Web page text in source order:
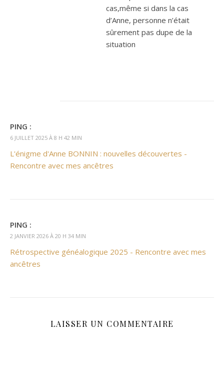
cas,même si dans la cas
d’Anne, personne n’était
sûrement pas dupe de la
situation
PING :
6 JUILLET 2025 À 8 H 42 MIN
L'énigme d'Anne BONNIN : nouvelles découvertes -
Rencontre avec mes ancêtres
PING :
2 JANVIER 2026 À 20 H 34 MIN
Rétrospective généalogique 2025 - Rencontre avec mes
ancêtres
LAISSER UN COMMENTAIRE